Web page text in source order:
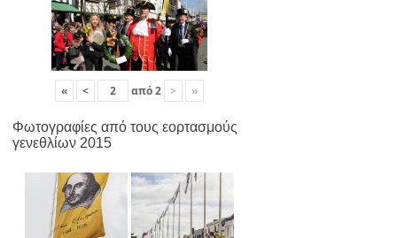
« < από2 > »
Φωτογραφίες από τους εορτασμούς
γενεθλίων 2015